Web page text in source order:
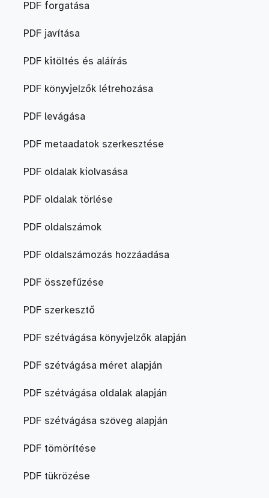
PDF forgatása
PDF javítása
PDF kitöltés és aláírás
PDF könyvjelzők létrehozása
PDF levágása
PDF metaadatok szerkesztése
PDF oldalak kiolvasása
PDF oldalak törlése
PDF oldalszámok
PDF oldalszámozás hozzáadása
PDF összefűzése
PDF szerkesztő
PDF szétvágása könyvjelzők alapján
PDF szétvágása méret alapján
PDF szétvágása oldalak alapján
PDF szétvágása szöveg alapján
PDF tömörítése
PDF tükrözése